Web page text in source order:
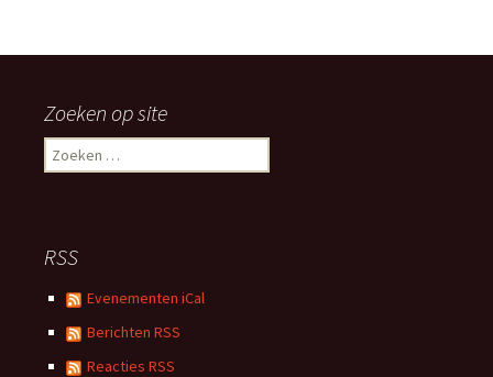
Zoeken op site
Zoeken
naar:
RSS
Evenementen iCal
Berichten RSS
Reacties RSS